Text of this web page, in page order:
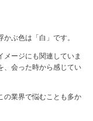
ぶ色は「白」です。
メージにも関連していま
、会った時から感じてい
の業界で悩むことも多か